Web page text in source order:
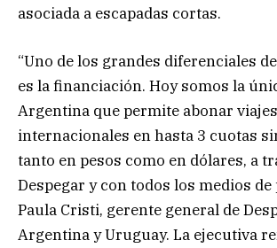
asociada a escapadas cortas.
“Uno de los grandes diferenciales
es la financiación. Hoy somos la
Argentina que permite abonar viajes
internacionales en hasta 3 cuotas
tanto en pesos como en dólares, a
Despegar y con todos los medios de
Paula Cristi, gerente general de
Argentina y Uruguay. La ejecutiva